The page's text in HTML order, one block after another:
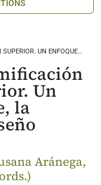
SUPERIOR. UN ENFOQUE…
Un
la
Aránega,